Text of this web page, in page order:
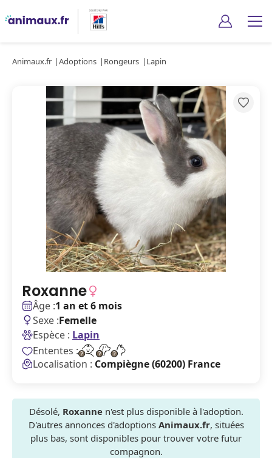
Animaux.fr Adoptions Rongeurs Lapin
Roxanne
Âge :1 an et 6 mois
Sexe :Femelle
Espèce : Lapin
Ententes :
Localisation : Compiègne (60200) France
Désolé, Roxannen'est plus disponible à l'adoption.
D'autres annonces d'adoptions Animaux.fr, situées
plus bas, sont disponibles pour trouver votre futur
compagnon.